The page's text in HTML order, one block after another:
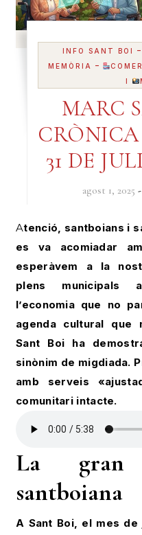
INFO SANT BOI
MEMÒRIA
-
I
MARC
CRÒNICA
31 DE
agost 1, 2025
Atenció, santboians i santboianes!! El mes de juliol
es va acomiadar
esperàvem a la
plens municipals
l’economia que no
agenda cultural que
Sant Boi ha
sinònim de migdiada.
amb serveis
comunitari intacte.
La gran
santboiana
A Sant Boi, el mes